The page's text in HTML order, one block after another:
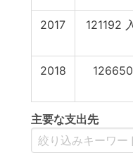
2017 121192
2018 126650
主要な支出先